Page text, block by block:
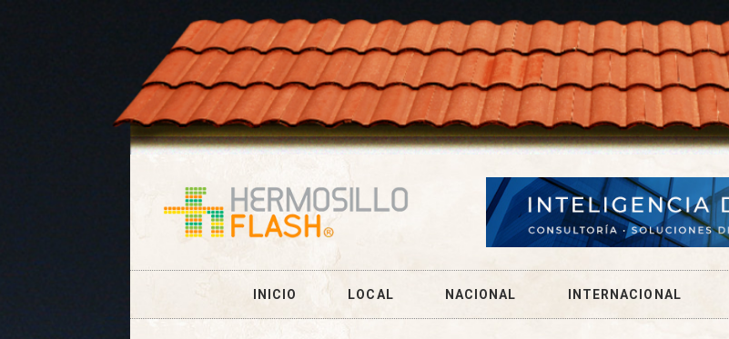
INICIO LOCAL NACIONAL INTERNACIONAL